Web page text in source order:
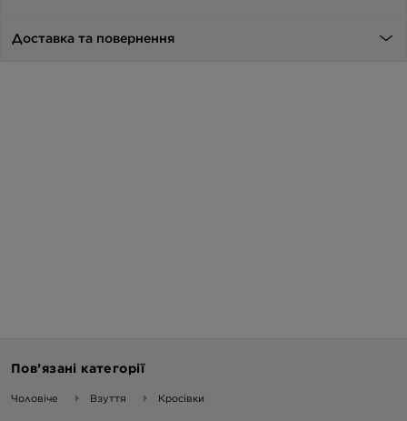
Доставка та повернення
Пов’язані категорії
Чоловіче Взуття Кросівки